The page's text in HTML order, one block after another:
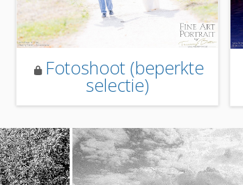
Fotoshoot (beperkte
selectie)